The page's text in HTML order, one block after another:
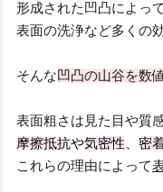
形成された凹凸によっ
表面の洗浄など多くの
そんな凹凸の山谷を数
表面粗さは見た目や質
摩擦抵抗や気密性 密
これらの理由によって